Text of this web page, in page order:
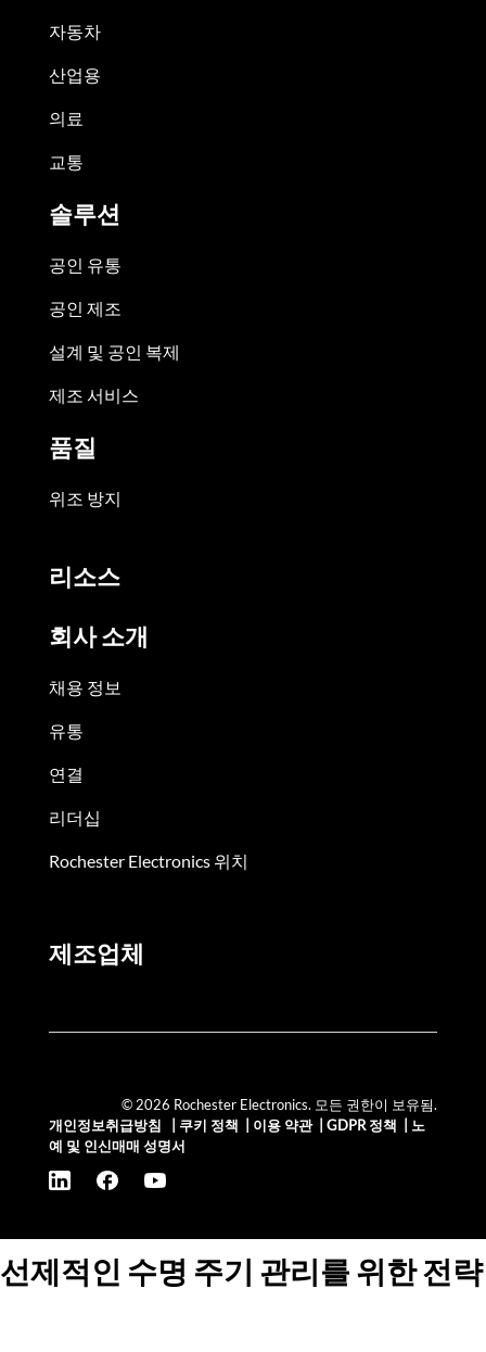
자동차
산업용
의료
교통
솔루션
공인 유통
공인 제조
설계 및 공인 복제
제조 서비스
품질
위조 방지
리소스
회사 소개
채용 정보
유통
연결
리더십
Rochester Electronics 위치
제조업체
© 2026 Rochester Electronics. 모든 권한이 보유됨.
개인정보취급방침
쿠키 정책 이용 약관| GDPR 정책
노
예 및 인신매매 성명서
선제적인 수명 주기 관리를 위한 전략